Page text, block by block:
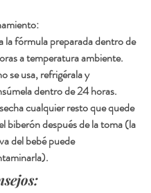
la fórmula preparada dentro de
a temperatura ambiente.
se usa, refrigérala y
dentro de 24 horas.
cualquier resto que quede
biberón después de la toma (la
del bebé puede